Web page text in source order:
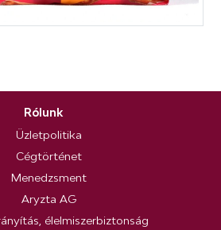
Rólunk
Üzletpolitika
Cégtörténet
Menedzsment
Aryzta AG
élelmiszerbiztonság